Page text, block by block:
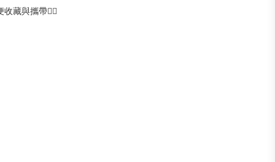
藏與攜帶👌🏻